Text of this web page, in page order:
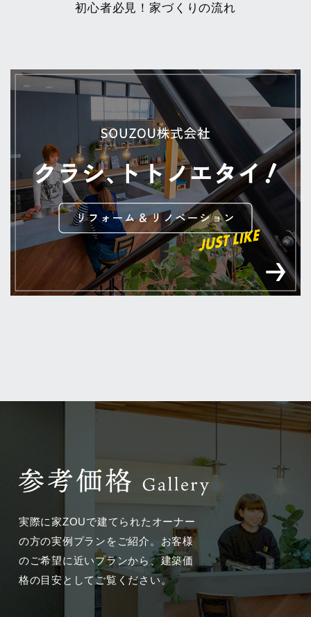
初心者必見！家づくりの流れ
実際に家ZOUで建てられたオーナー
の方の実例プランをご紹介。 お客様
のご希望に近いプランから、建築価
格の目安としてご覧ください。